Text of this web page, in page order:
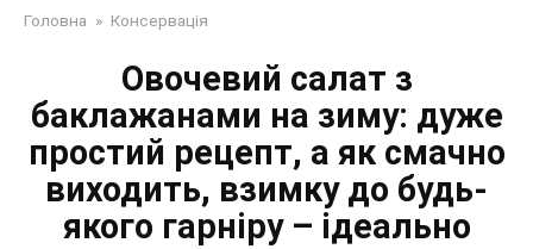
Головна » Консервація
Овочевий салат з
баклажанами на зиму: дуже
простий рецепт, а як смачно
виходить, взимку до будь-
якого гарніру – ідеально